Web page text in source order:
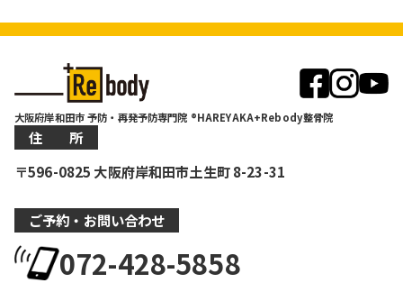
大阪府岸和田市 予防・再発予防専門院 ®HAREYAKA+Rebody整骨院
住 所
〒596-0825 大阪府岸和田市土生町 8-23-31
ご予約・お問い合わせ
072-428-5858